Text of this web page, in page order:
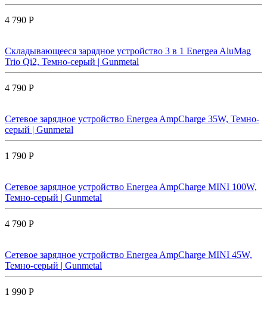
4 790 Р
Складывающееся зарядное устройство 3 в 1 Energea AluMag
Trio Qi2, Темно-серый | Gunmetal
4 790 Р
Сетевое зарядное устройство Energea AmpCharge 35W, Темно-
серый | Gunmetal
1 790 Р
Сетевое зарядное устройство Energea AmpCharge MINI 100W,
Темно-серый | Gunmetal
4 790 Р
Сетевое зарядное устройство Energea AmpCharge MINI 45W,
Темно-серый | Gunmetal
1 990 Р